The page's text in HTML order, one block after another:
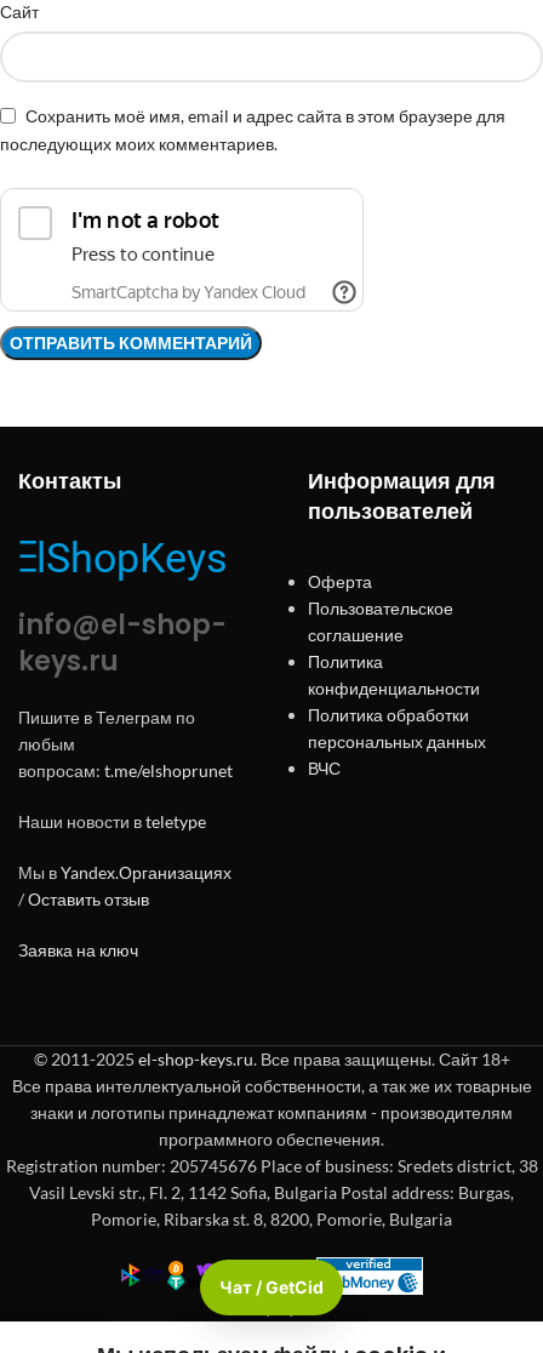
Сайт
Сохранить моё имя, email и адрес сайта в этом браузере для
последующих моих комментариев.
Контакты
info@el-shop-
keys.ru
Пишите в Телеграм по
любым
вопросам: t.me/elshoprunet
Наши новости вteletype
Мы вYandex.Организациях
/Оставить отзыв
Заявка на ключ
Информация для
пользователей
Оферта
Пользовательское
соглашение
Политика
конфиденциальности
Политика обработки
персональных данных
ВЧС
© 2011-2025 el-shop-keys.ru. Все права защищены. Сайт 18+
Все права интеллектуальной собственности, а так же их товарные
знаки и логотипы принадлежат компаниям - производителям
программного обеспечения.
Registration number: 205745676 Place of business: Sredets district, 38
Vasil Levski str., Fl. 2, 1142 Sofia, Bulgaria Postal address: Burgas,
Pomorie, Ribarska st. 8, 8200, Pomorie, Bulgaria
Чат / GetCid